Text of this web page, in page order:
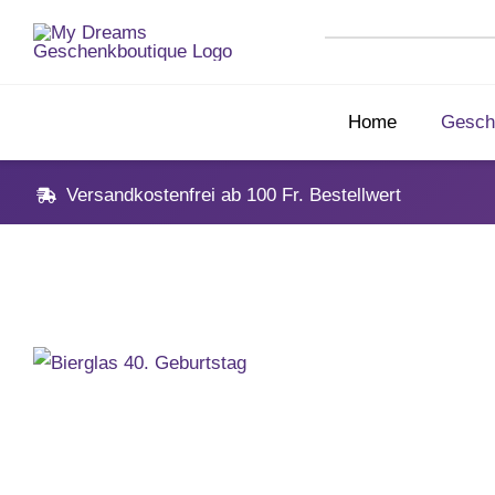
Home
Versandkostenfrei ab 100 Fr. Bestellwert